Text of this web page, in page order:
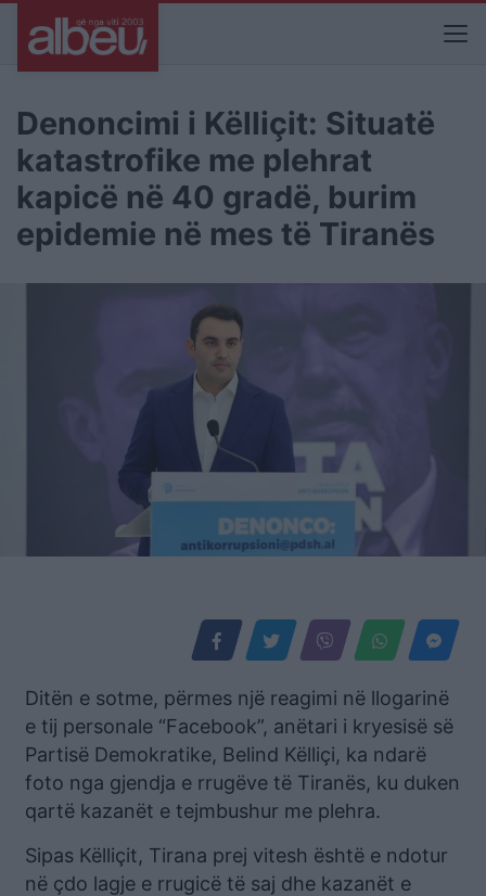
Denoncimi i Këlliçit: Situatë
katastrofike me plehrat
kapicë në 40 gradë, burim
epidemie në mes të Tiranës
Ditën e sotme, përmes një reagimi në llogarinë
e tij personale “Facebook”, anëtari i kryesisë së
Partisë Demokratike, Belind Këlliçi, ka ndarë
foto nga gjendja e rrugëve të Tiranës, ku duken
qartë kazanët e tejmbushur me plehra.
Sipas Këlliçit, Tirana prej vitesh është e ndotur
në çdo lagje e rrugicë të saj dhe kazanët e